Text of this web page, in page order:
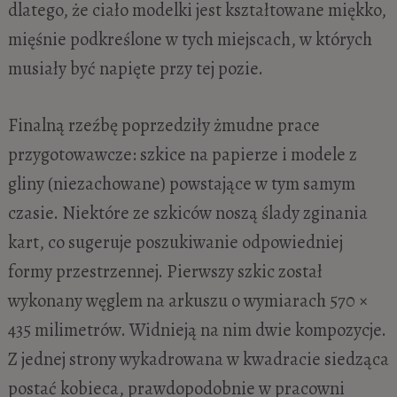
dlatego, że ciało modelki jest kształtowane miękko,
mięśnie podkreślone w tych miejscach, w których
musiały być napięte przy tej pozie.
Finalną rzeźbę poprzedziły żmudne prace
przygotowawcze: szkice na papierze i modele z
gliny (niezachowane) powstające w tym samym
czasie. Niektóre ze szkiców noszą ślady zginania
kart, co sugeruje poszukiwanie odpowiedniej
formy przestrzennej. Pierwszy szkic został
wykonany węglem na arkuszu o wymiarach 570 ×
435 milimetrów. Widnieją na nim dwie kompozycje.
Z jednej strony wykadrowana w kwadracie siedząca
postać kobieca, prawdopodobnie w pracowni